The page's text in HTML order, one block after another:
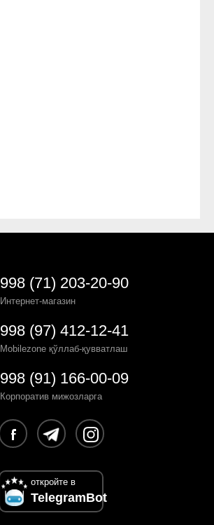
998 (71) 203-20-90
Интернет-магазин
998 (97) 412-12-41
Mobilezone қўллаб-қувватлаш
998 (91) 166-00-09
Корпоратив мижозларга
откройте в
TelegramBot